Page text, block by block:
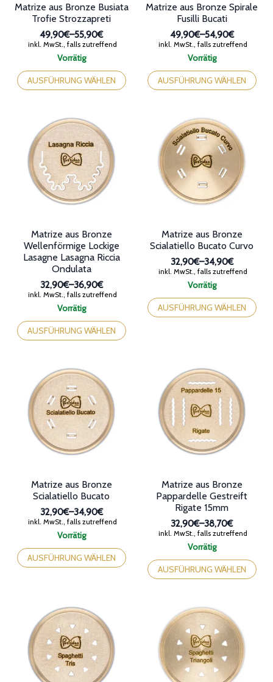
Vorrätig
Matrize aus Bronze Busiata
Trofie Strozzapreti
49,90€–55,90€
Preisspanne:
49,90€
55,90€
inkl. MwSt., falls zutreffend
AUSFÜHRUNG WÄHLEN
Dieses
Produkt
weist
Optionen
können
Produktseite
Vorrätig
Matrize aus Bronze Spirale
Fusilli Bucati
49,90€–54,90€
Preisspanne:
49,90€
54,90€
inkl. MwSt., falls zutreffend
AUSFÜHRUNG WÄHLEN
Dieses
Produkt
weist
Optionen
Produktseite
Vorrätig
Matrize aus Bronze
Wellenförmige Lockige
Lasagne Lasagna Riccia
Ondulata
32,90€–36,90€
Preisspanne:
32,90€
36,90€
inkl. MwSt., falls zutreffend
AUSFÜHRUNG WÄHLEN
Dieses
Produkt
weist
Optionen
Produktseite
Vorrätig
Matrize aus Bronze
Scialatiello Bucato Curvo
32,90€–34,90€
Preisspanne:
32,90€
34,90€
inkl. MwSt., falls zutreffend
AUSFÜHRUNG WÄHLEN
Dieses
Produkt
weist
Optionen
können
Produktseite
gewählt
werden
Vorrätig
Matrize aus Bronze
Scialatiello Bucato
32,90€–34,90€
Preisspanne:
32,90€
34,90€
inkl. MwSt., falls zutreffend
AUSFÜHRUNG WÄHLEN
Dieses
Produkt
weist
Optionen
können
der
Produktseite
Vorrätig
Matrize aus Bronze
Pappardelle Gestreift
Rigate 15mm
32,90€–38,70€
Preisspanne:
32,90€
38,70€
inkl. MwSt., falls zutreffend
AUSFÜHRUNG WÄHLEN
Dieses
Produkt
weist
Optionen